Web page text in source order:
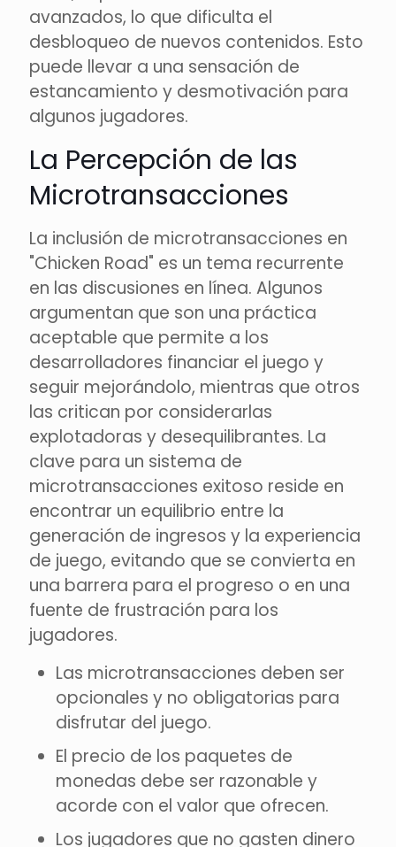
avanzados, lo que dificulta el
desbloqueo de nuevos contenidos. Esto
puede llevar a una sensación de
estancamiento y desmotivación para
algunos jugadores.
La Percepción de las
Microtransacciones
La inclusión de microtransacciones en
"Chicken Road" es un tema recurrente
en las discusiones en línea. Algunos
argumentan que son una práctica
aceptable que permite a los
desarrolladores financiar el juego y
seguir mejorándolo, mientras que otros
las critican por considerarlas
explotadoras y desequilibrantes. La
clave para un sistema de
microtransacciones exitoso reside en
encontrar un equilibrio entre la
generación de ingresos y la experiencia
de juego, evitando que se convierta en
una barrera para el progreso o en una
fuente de frustración para los
jugadores.
Las microtransacciones deben ser
opcionales y no obligatorias para
disfrutar del juego.
El precio de los paquetes de
monedas debe ser razonable y
acorde con el valor que ofrecen.
Los jugadores que no gasten dinero